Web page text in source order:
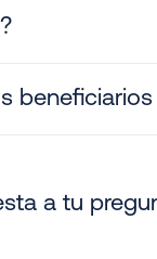
beneficiarios
a tu